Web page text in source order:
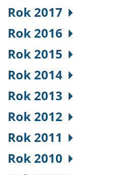
Rok 2017
Rok 2016
Rok 2015
Rok 2014
Rok 2013
Rok 2012
Rok 2011
Rok 2010